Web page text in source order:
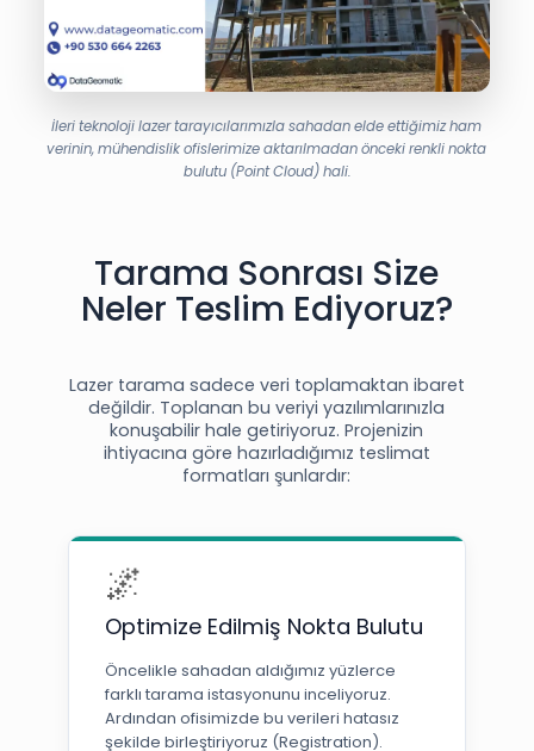
İleri teknoloji lazer tarayıcılarımızla sahadan elde ettiğimiz ham
verinin, mühendislik ofislerimize aktarılmadan önceki renkli nokta
bulutu (Point Cloud) hali.
Tarama Sonrası Size
Neler Teslim Ediyoruz?
Lazer tarama sadece veri toplamaktan ibaret
değildir. Toplanan bu veriyi yazılımlarınızla
konuşabilir hale getiriyoruz. Projenizin
ihtiyacına göre hazırladığımız teslimat
formatları şunlardır:
🌌
Optimize Edilmiş Nokta Bulutu
Öncelikle sahadan aldığımız yüzlerce
farklı tarama istasyonunu inceliyoruz.
Ardından ofisimizde bu verileri hatasız
şekilde birleştiriyoruz (Registration).